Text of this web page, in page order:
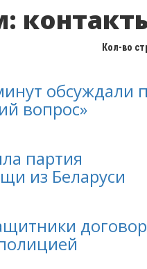
Кол-во
обсуждали
вопрос»
партия
из Беларуси